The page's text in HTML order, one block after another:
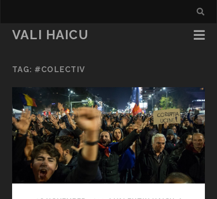
VALI HAICU
TAG: #COLECTIV